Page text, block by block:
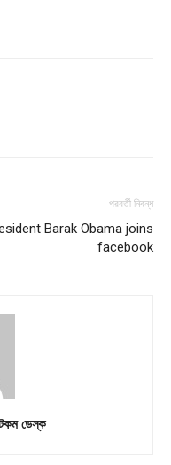
পরবর্তী নিবন্ধ
Barak Obama joins
facebook
ডেস্ক